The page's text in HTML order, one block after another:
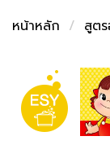
หน้าหลัก
สูต